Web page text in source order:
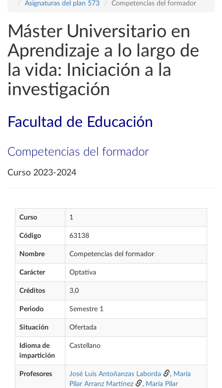
Asignaturas del plan 573
Competencias del formador
Máster Universitario en
Aprendizaje a lo largo de
la vida: Iniciación a la
investigación
Facultad de Educación
Competencias del formador
Curso 2023-2024
Curso 1
Código 63138
Nombre Competencias del formador
Carácter Optativa
Créditos 3,0
Periodo Semestre 1
Situación Ofertada
Idioma de
impartición
Castellano
Profesores José Luis Antoñanzas Laborda , María
Pilar Arranz Martínez
, María Pilar